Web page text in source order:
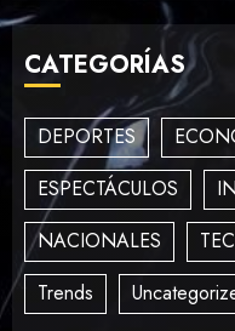
3
4
CATEGORÍAS
DEPORTES
ESPECTÁCULOS
NACIONALES
Trends